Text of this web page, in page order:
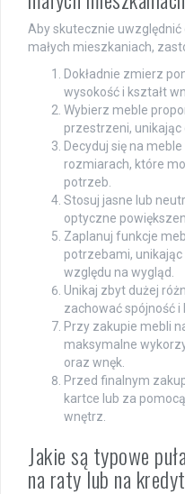
Aby skutecznie
małych mieszkaniach,
Dokładnie zmierz
wysokość i kształt
Wybierz meble
przestrzeni, unikając
Decyduj się na
rozmiarach, które
potrzeb.
Stosuj jasne lub
optyczne
Zaplanuj funkcje
potrzebami,
względu na wygląd.
Unikaj zbyt dużej
zachować spójność i
Przy zakupie mebli
maksymalne
oraz wnęk.
Przed finalnym
kartce lub za
wnętrz.
Jakie są typowe
na raty lub na